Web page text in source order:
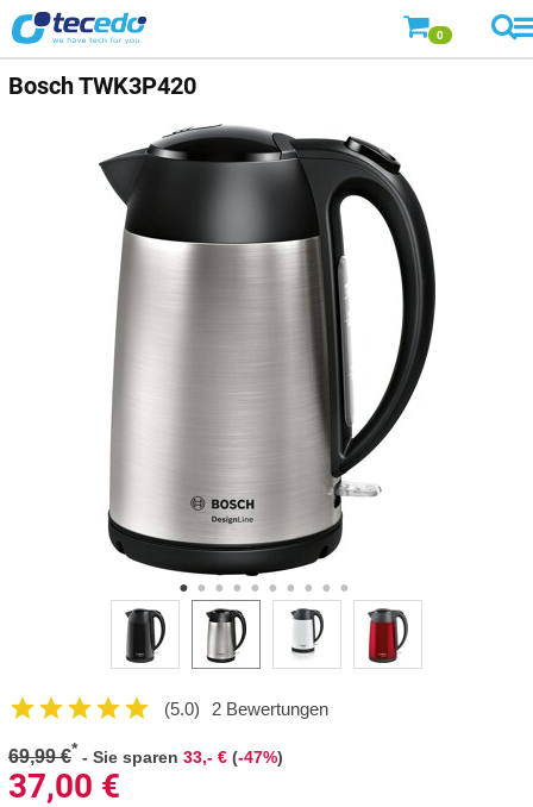
0
BoschTWK3P420
(5.0) 2 Bewertungen
69,99 €* - Sie sparen 33,- € (-47%)
37,00 €